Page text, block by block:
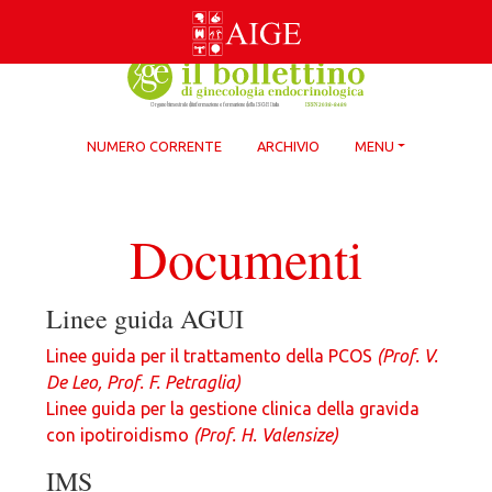
NUMERO CORRENTE ARCHIVIO MENU
Documenti
Linee guida AGUI
Linee guida per il trattamento della PCOS (Prof. V.
De Leo, Prof. F. Petraglia)
Linee guida per la gestione clinica della gravida
con ipotiroidismo (Prof. H. Valensize)
IMS